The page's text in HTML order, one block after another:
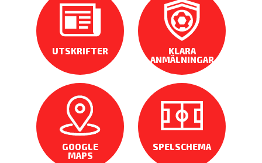
UTSKRIFTER
KLARA
ANMÄLNINGAR
GOOGLE
MAPS
SPELSCHEMA